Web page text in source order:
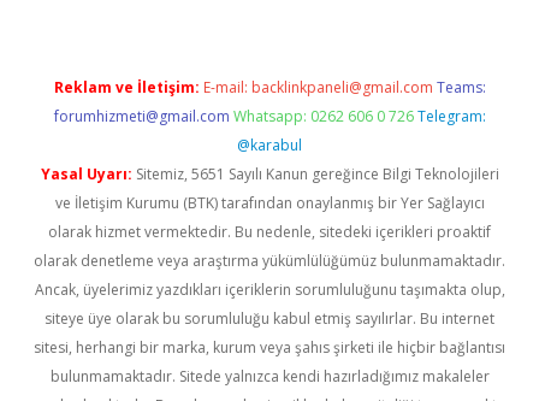
Reklam ve İletişim: E-mail: backlinkpaneli@gmail.com Teams:
forumhizmeti@gmail.com Whatsapp: 0262 606 0 726 Telegram:
@karabul
Yasal Uyarı: Sitemiz, 5651 Sayılı Kanun gereğince Bilgi Teknolojileri
ve İletişim Kurumu (BTK) tarafından onaylanmış bir Yer Sağlayıcı
olarak hizmet vermektedir. Bu nedenle, sitedeki içerikleri proaktif
olarak denetleme veya araştırma yükümlülüğümüz bulunmamaktadır.
Ancak, üyelerimiz yazdıkları içeriklerin sorumluluğunu taşımakta olup,
siteye üye olarak bu sorumluluğu kabul etmiş sayılırlar. Bu internet
sitesi, herhangi bir marka, kurum veya şahıs şirketi ile hiçbir bağlantısı
bulunmamaktadır. Sitede yalnızca kendi hazırladığımız makaleler